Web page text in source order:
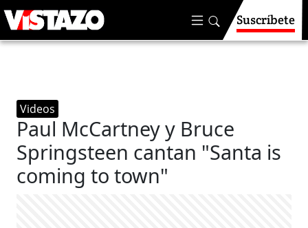
Suscríbete
Videos
Paul McCartney y Bruce
Springsteen cantan "Santa is
coming to town"